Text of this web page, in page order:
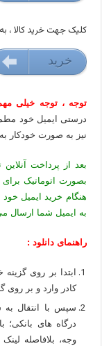
کليک جهت خريد کالا ،
9000 تومان خريد
توجه ، توجه خیلی
درستی ایمیل خود
نیز به صورت خودکار
بعد از پرداخت
بصورت اتوماتیک
هنگام خرید ایمیل
به ایمیل شما ارسال
راهنمای دانلود :
ابتدا بر روی
کادر وارد و بر روی
سپس با انتقال به
درگاه های بانکی؛
وجه، بلافاصله